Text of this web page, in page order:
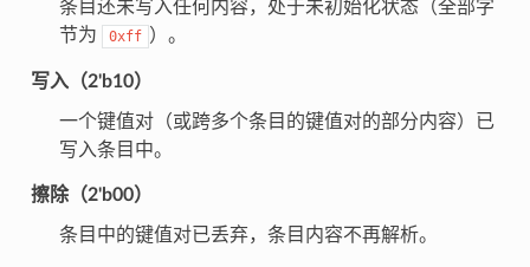
条目还未写入任何内容，处于未初始化状态（全部字
节为
0xff ）。
写入（2'b10）
一个键值对（或跨多个条目的键值对的部分内容）已
写入条目中。
擦除（2'b00）
条目中的键值对已丢弃，条目内容不再解析。